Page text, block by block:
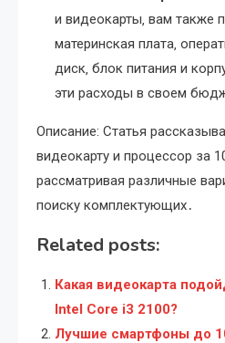
и видеокарты‚ вам также
материнская плата‚
диск‚ блок питания и
эти расходы в своем
Описание: Статья
видеокарту и процессор за
рассматривая различные
поиску комплектующих․
Related posts:
Какая видеокарта
Intel Core i3 2100?
Лучшие смартфоны до